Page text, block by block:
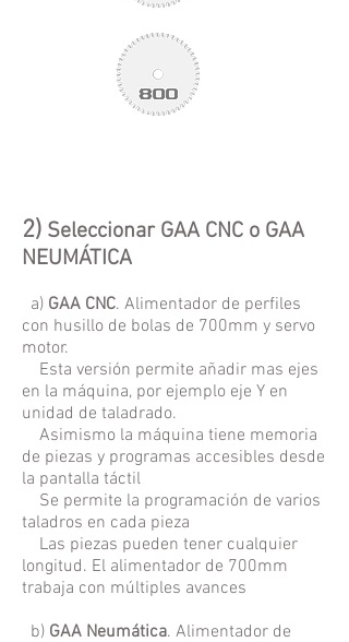
2) Seleccionar GAA CNC o GAA
NEUMÁTICA
a) GAA CNC. Alimentador de perfiles
con husillo de bolas de 700mm y servo
motor.
Esta versión permite añadir mas ejes
en la máquina, por ejemplo eje Y en
unidad de taladrado.
Asimismo la máquina tiene memoria
de piezas y programas accesibles desde
la pantalla táctil
Se permite la programación de varios
taladros en cada pieza
Las piezas pueden tener cualquier
longitud. El alimentador de 700mm
trabaja con múltiples avances
b) GAA Neumática. Alimentador de